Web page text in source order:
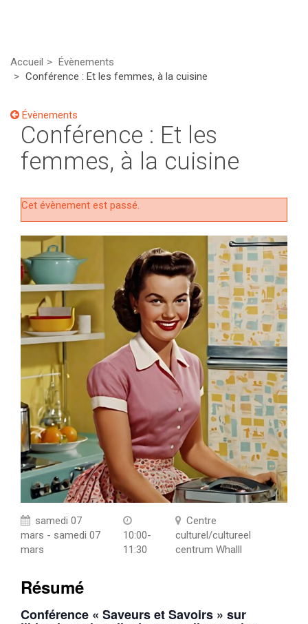
Accueil
Évènements
Conférence : Et les femmes, à la cuisine
Évènements
Conférence : Et les
femmes, à la cuisine
Cet évènement est passé.
samedi 07
mars - samedi 07
mars
10:00-
11:30
Centre
culturel/cultureel
centrum Whalll
Résumé
Conférence « Saveurs et Savoirs » sur